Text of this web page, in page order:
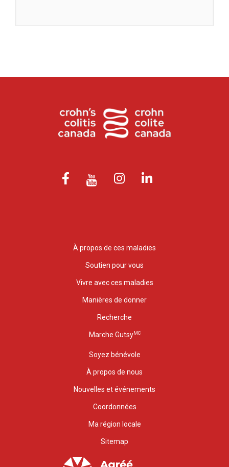
À propos de ces maladies
Soutien pour vous
Vivre avec ces maladies
Manières de donner
Recherche
Marche GutsyMC
Soyez bénévole
À propos de nous
Nouvelles et événements
Coordonnées
Ma région locale
Sitemap